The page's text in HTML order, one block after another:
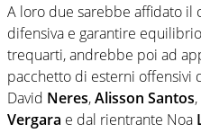
A loro due sarebbe affidato
difensiva e garantire
trequarti, andrebbe poi ad
pacchetto di esterni offensivi
David Neres,Alisson Santos
Vergara e dal rientrante Noa